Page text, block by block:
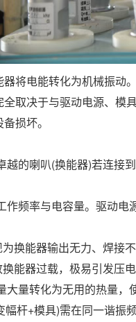
将电能转化为机械振动
取决于与驱动电源、模
损坏。
越的喇叭(换能器)若连接
作频率与电容量。驱动电
换能器输出无力、焊接
能器过载，极易引发压
大量转化为无用的热量
杆+模具)需在同一谐振